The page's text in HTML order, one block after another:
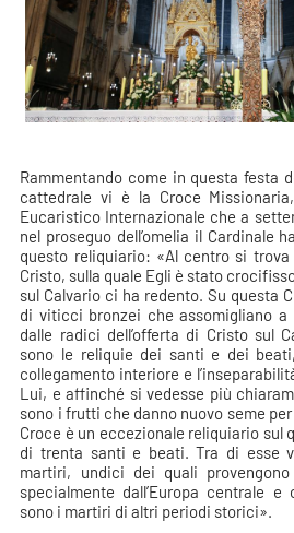
Rammentando come in questa festa
cattedrale vi è la Croce
Eucaristico Internazionale che a
nel proseguo dell’omelia il Cardinale
questo reliquiario: «Al centro si
Cristo, sulla quale Egli è stato
sul Calvario ci ha redento. Su questa
di viticci bronzei che assomigliano
dalle radici dell’offerta di Cristo sul
sono le reliquie dei santi e dei
collegamento interiore e
Lui, e affinché si vedesse più
sono i frutti che danno nuovo seme
Croce è un eccezionale reliquiario sul
di trenta santi e beati. Tra di esse
martiri, undici dei quali
specialmente dall’Europa centrale
sono i martiri di altri periodi storici».